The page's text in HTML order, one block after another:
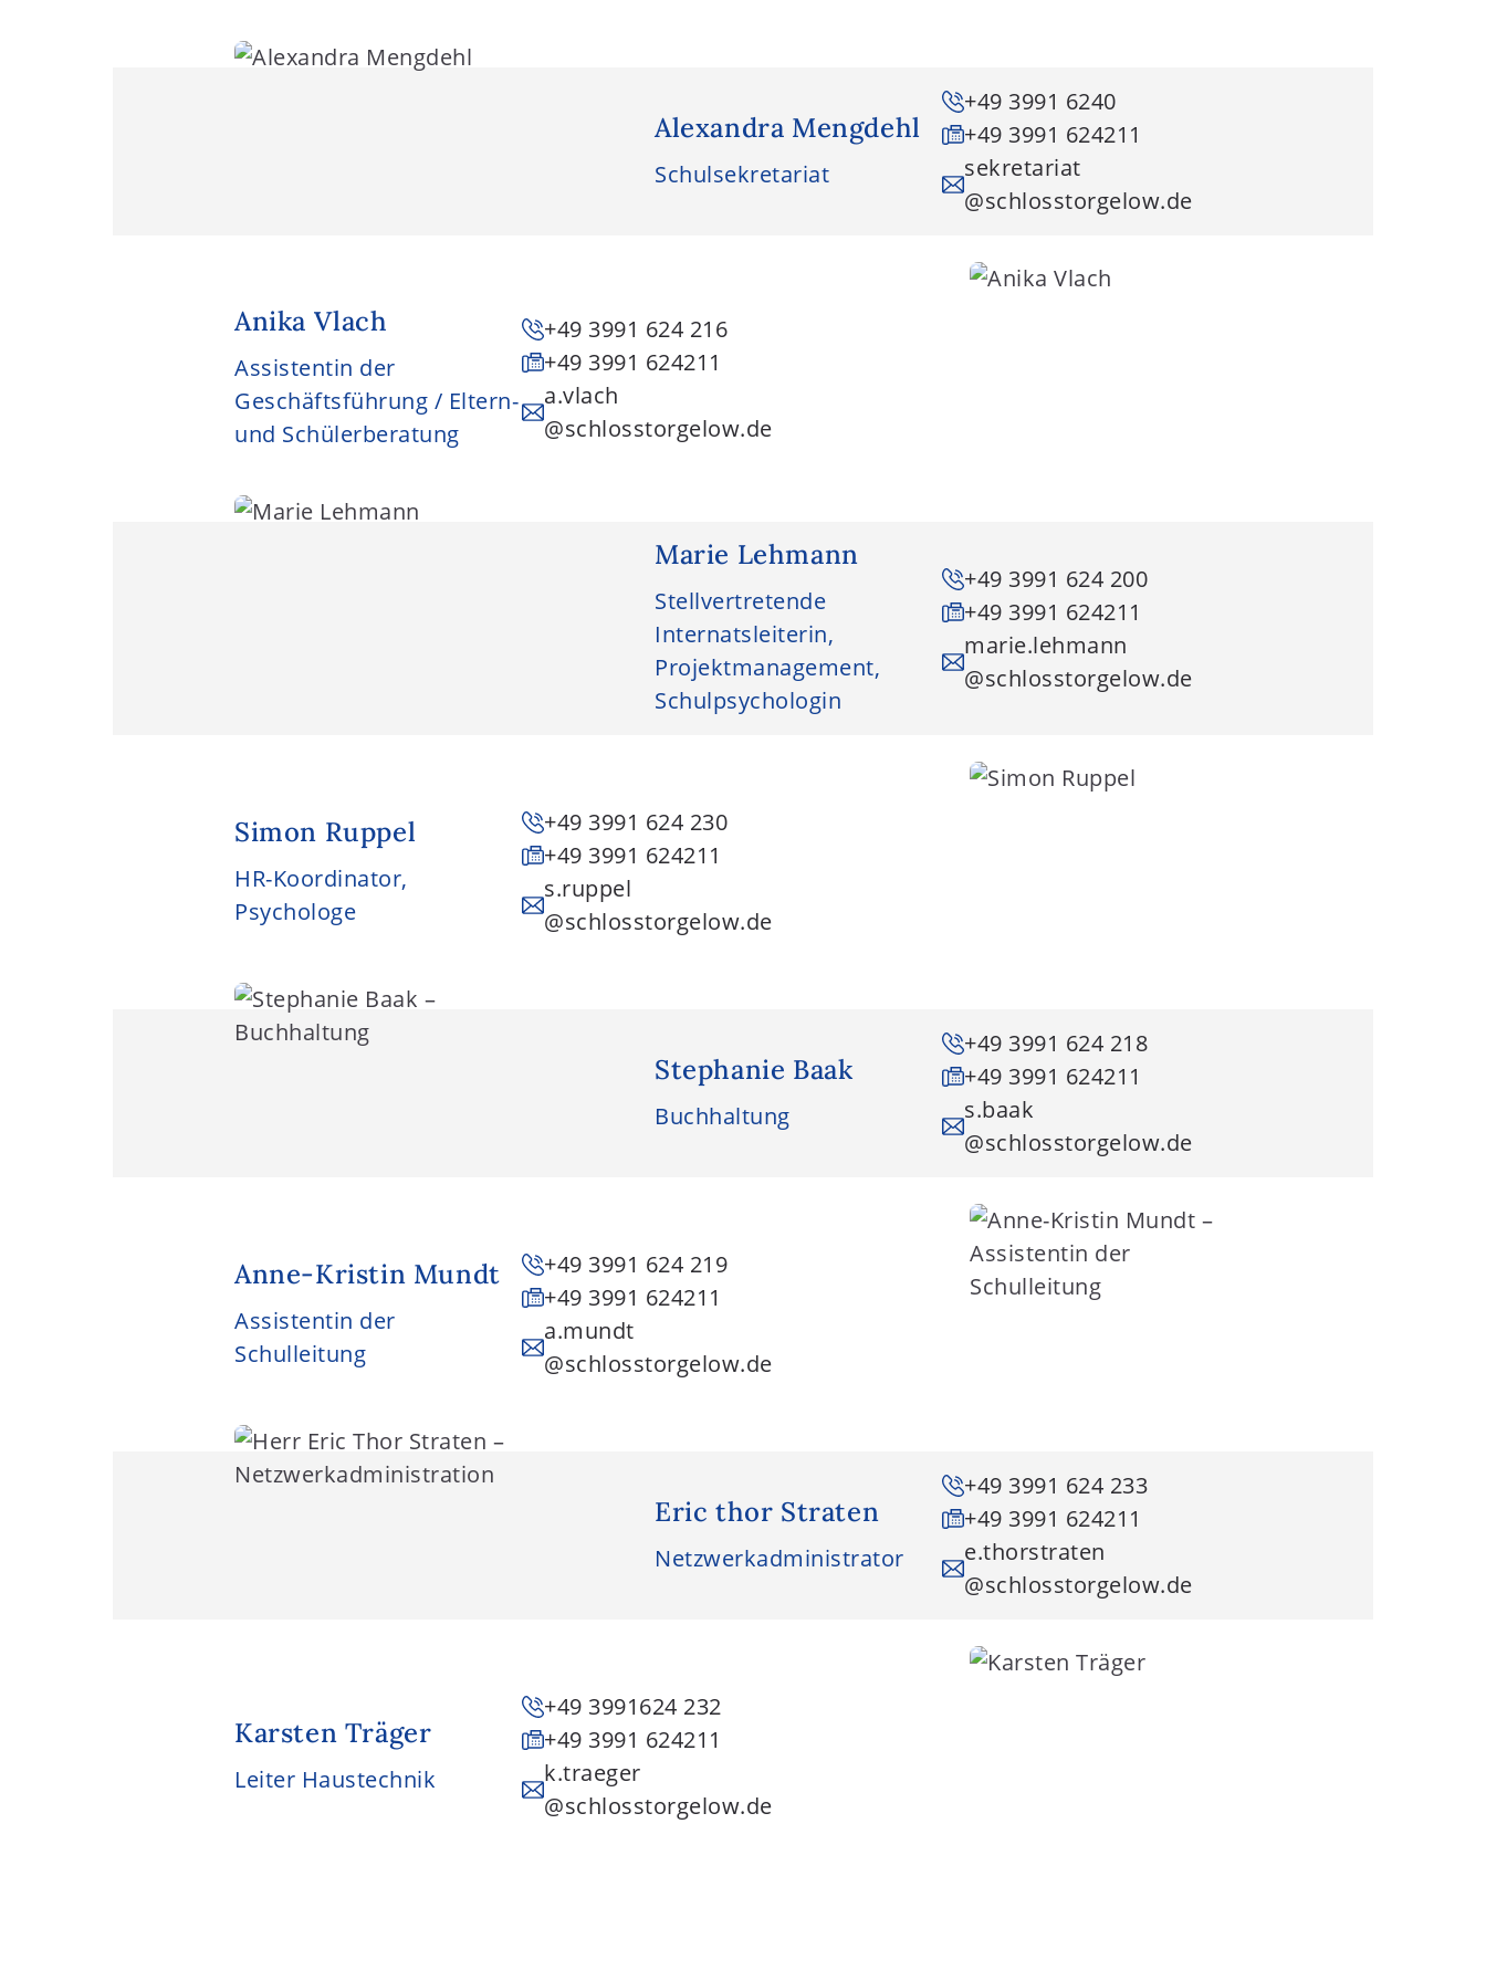
Alexandra Mengdehl
Schulsekretariat
+49 3991 6240
+49 3991 624211
sekretariat
@schlosstorgelow.de
Anika Vlach
Assistentin der
Geschäftsführung / Eltern-
und Schülerberatung
+49 3991 624 216
+49 3991 624211
a.vlach
@schlosstorgelow.de
Marie Lehmann
Stellvertretende
Internatsleiterin,
Projektmanagement,
Schulpsychologin
+49 3991 624 200
+49 3991 624211
marie.lehmann
@schlosstorgelow.de
Simon Ruppel
HR-Koordinator,
Psychologe
+49 3991 624 230
+49 3991 624211
s.ruppel
@schlosstorgelow.de
Stephanie Baak
Buchhaltung
+49 3991 624 218
+49 3991 624211
s.baak
@schlosstorgelow.de
Anne-Kristin Mundt
Assistentin der
Schulleitung
+49 3991 624 219
+49 3991 624211
a.mundt
@schlosstorgelow.de
Eric thor Straten
Netzwerkadministrator
+49 3991 624 233
+49 3991 624211
e.thorstraten
@schlosstorgelow.de
Karsten Träger
Leiter Haustechnik
+49 3991624 232
+49 3991 624211
k.traeger
@schlosstorgelow.de